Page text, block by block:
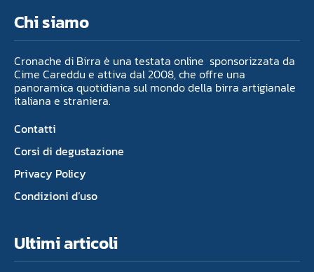
Chi siamo
Cronache di Birra è una testata online sponsorizzata da
Cime Careddu e attiva dal 2008, che offre una
panoramica quotidiana sul mondo della birra artigianale
italiana e straniera.
Contatti
Corsi di degustazione
Privacy Policy
Condizioni d’uso
Ultimi articoli